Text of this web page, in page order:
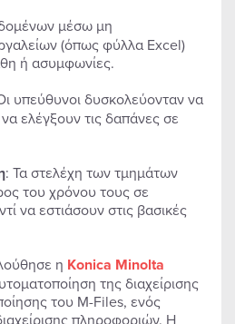
μέσω μη
(όπως φύλλα Excel)
ή ασυμφωνίες.
υπεύθυνοι δυσκολεύονταν να
ελέγξουν τις δαπάνες σε
: Τα στελέχη των τμημάτων
του χρόνου τους σε
να εστιάσουν στις βασικές
η Konica Minolta
της διαχείρισης
του M-Files, ενός
πληροφοριών. Η